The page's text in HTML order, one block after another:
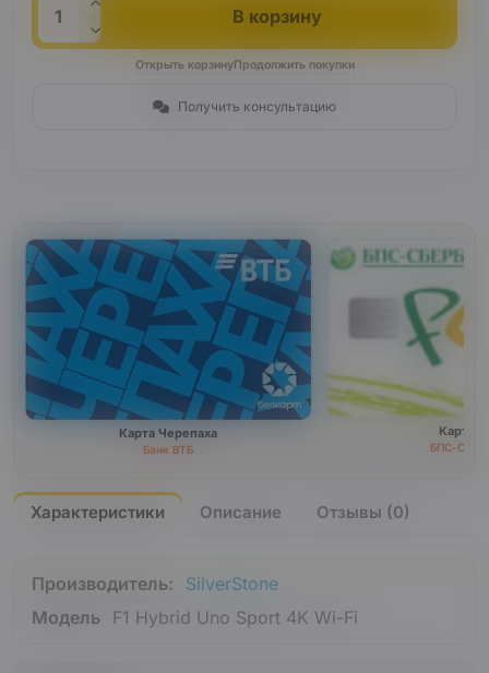
В корзину
Открыть корзинуПродолжить покупки
Получить консультацию
Карта Черепаха
Банк ВТБ
Карта
БПС-
Характеристики Описание Отзывы (0)
Производитель:
SilverStone
Модель
F1 Hybrid Uno Sport 4K Wi-Fi